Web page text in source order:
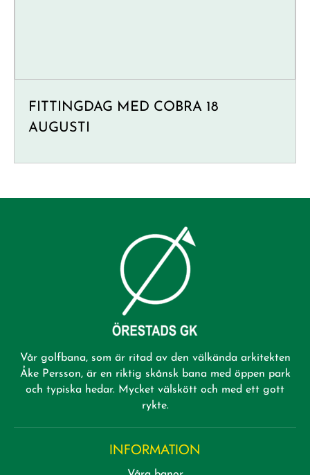
FITTINGDAG MED COBRA 18
AUGUSTI
Vår golfbana, som är ritad av den välkända arkitekten
Åke Persson, är en riktig skånsk bana med öppen park
och typiska hedar. Mycket välskött och med ett gott
rykte.
INFORMATION